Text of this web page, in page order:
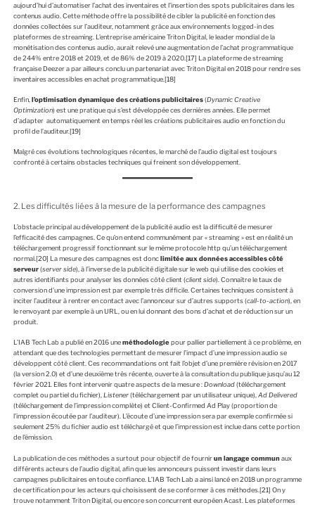
aujourd’hui d’automatiser l’achat des inventaires et l’insertion des spots publicitaires dans les
contenus audio. Cette méthode offre la possibilité de cibler la publicité en fonction des
données collectées sur l’auditeur, notamment grâce aux environnements logged-in des
plateformes de streaming. L’entreprise américaine Triton Digital, le leader mondial de la
monétisation des contenus audio, aurait relevé une augmentation de l’achat programmatique
de 244% entre 2018 et 2019, et de 86% de 2019 à 2020.[17] La plateforme de streaming
française Deezer a par ailleurs conclu un partenariat avec Triton Digital en 2018 pour rendre ses
inventaires accessibles en achat programmatique.[18]
Enfin,l’optimisation dynamique des créations publicitaires(Dynamic Creative
Optimization) est une pratique qui s’est développée ces dernières années. Elle permet
d’adapter automatiquement en temps réel les créations publicitaires audio en fonction du
profil de l’auditeur.[19]
Malgré ces évolutions technologiques récentes, le marché de l’audio digital est toujours
confronté à certains obstacles techniques qui freinent son développement.
2. Les difficultés liées à la mesure de la performance des campagnes
L’obstacle principal au développement de la publicité audio est la difficulté de mesurer
l’efficacité des campagnes. Ce qu’on entend communément par « streaming » est en réalité un
téléchargement progressif fonctionnant sur le même protocole http qu’un téléchargement
normal.[20] La mesure des campagnes est donc limitée aux données accessibles côté
serveur(server side), à l’inverse de la publicité digitale sur le web qui utilise des cookies et
autres identifiants pour analyser les données côté client (client side). Connaître le taux de
conversion d’une impression est par exemple très difficile. Certaines techniques consistent à
inciter l’auditeur à rentrer en contact avec l’annonceur sur d’autres supports (call-to-action), en
le renvoyant par exemple à un URL, ou en lui donnant des bons d’achat et de réduction sur un
produit.
L’IAB Tech Lab a publié en 2016 uneméthodologiepour pallier partiellement à ce problème, en
attendant que des technologies permettant de mesurer l’impact d’une impression audio se
développent côté client. Ces recommandations ont fait l’objet d’une première révision en 2017
(la version 2.0) et d’une deuxième très récente, ouverte à la consultation du publique jusqu’au 12
février 2021. Elles font intervenir quatre aspects de la mesure :Download(téléchargement
complet ou partiel du fichier),Listener(téléchargement par un utilisateur unique),Ad Delivered
(téléchargement de l’impression complète) et Client-Confirmed Ad Play (proportion de
l’impression écoutée par l’auditeur). L’écoute d’une impression sera par exemple confirmée si
seulement 25% du fichier audio est téléchargé et que l’impression est inclue dans cette portion
de l’émission.
La publication de ces méthodes a surtout pour objectif de fournirun langage communaux
différents acteurs de l’audio digital, afin que les annonceurs puissent investir dans leurs
campagnes publicitaires en toute confiance. L’IAB Tech Lab a ainsi lancé en 2018 un programme
de certification pour les acteurs qui choisissent de se conformer à ces méthodes.[21] On y
trouve notamment Triton Digital, ou encore son concurrent européen Acast. Les plateformes